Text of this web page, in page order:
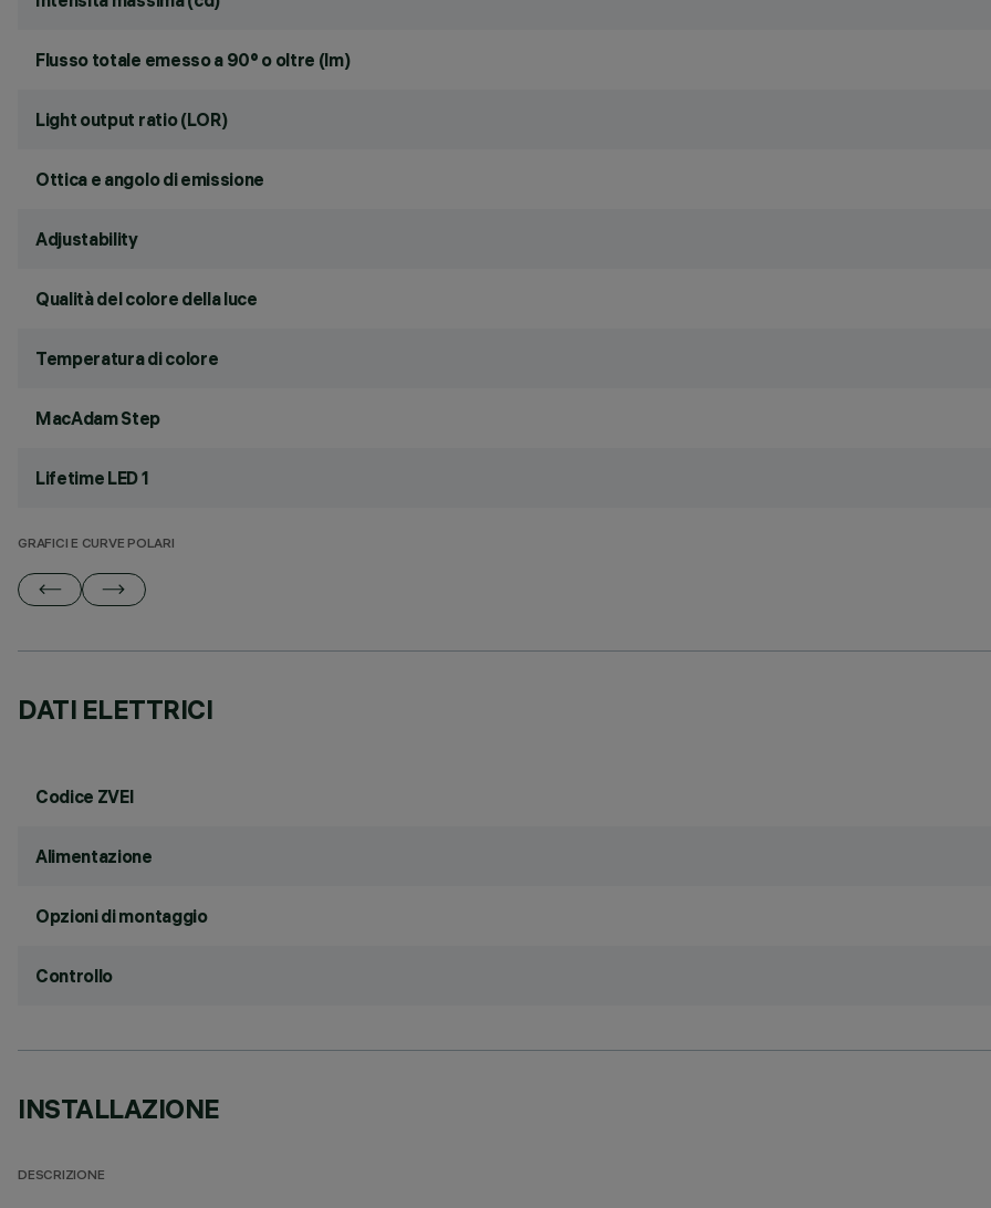
Flusso totale emesso a 90° o oltre (lm)
Light output ratio (LOR)
Ottica e angolo di emissione
Adjustability
Qualità del colore della luce
Temperatura di colore
MacAdam Step
Lifetime LED 1
GRAFICI E CURVE POLARI
DATI ELETTRICI
Codice ZVEI
Alimentazione
Opzioni di montaggio
Controllo
INSTALLAZIONE
DESCRIZIONE